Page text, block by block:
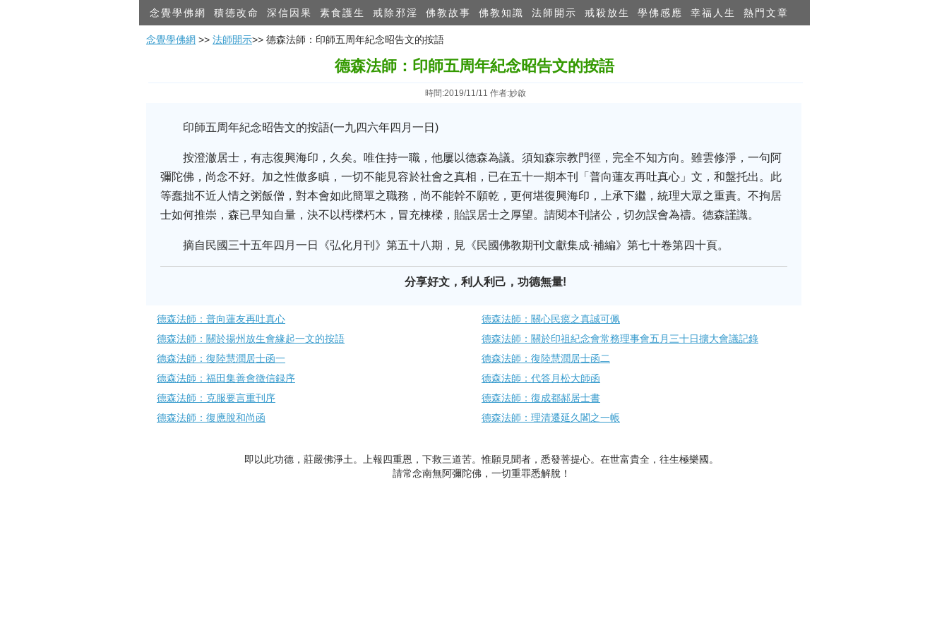
念覺學佛網 積德改命 深信因果 素食護生 戒除邪淫 佛教故事 佛教知識 法師開示 戒殺放生 學佛感應 幸福人生 熱門文章
念覺學佛網 >> 法師開示>> 德森法師：印師五周年紀念昭告文的按語
德森法師：印師五周年紀念昭告文的按語
時間:2019/11/11 作者:妙啟
印師五周年紀念昭告文的按語(一九四六年四月一日)
按澄澈居士，有志復興海印，久矣。唯住持一職，他屢以德森為議。須知森宗教門徑，完全不知方向。雖雲修淨，一句阿
彌陀佛，尚念不好。加之性傲多瞋，一切不能見容於社會之真相，已在五十一期本刊「普向蓮友再吐真心」文，和盤托出。此
等蠢拙不近人情之粥飯僧，對本會如此簡單之職務，尚不能幹不願乾，更何堪復興海印，上承下繼，統理大眾之重責。不拘居
士如何推崇，森已早知自量，決不以樗櫟朽木，冒充棟樑，貽誤居士之厚望。請閱本刊諸公，切勿誤會為禱。德森謹識。
摘自民國三十五年四月一日《弘化月刊》第五十八期，見《民國佛教期刊文獻集成·補編》第七十卷第四十頁。
分享好文，利人利己，功德無量!
德森法師：普向蓮友再吐真心
德森法師：關心民瘼之真誠可佩
德森法師：關於揚州放生會緣起一文的按語
德森法師：關於印祖紀念會常務理事會五月三十日擴大會議記錄
德森法師：復陸慧潤居士函一
德森法師：復陸慧潤居士函二
德森法師：福田集善會徵信録序
德森法師：代答月松大師函
德森法師：克服要言重刊序
德森法師：復成都郝居士書
德森法師：復應脫和尚函
德森法師：理清遷延久閣之一帳
即以此功德，莊嚴佛淨土。上報四重恩，下救三道苦。惟願見聞者，悉發菩提心。在世富貴全，往生極樂國。
請常念南無阿彌陀佛，一切重罪悉解脫！